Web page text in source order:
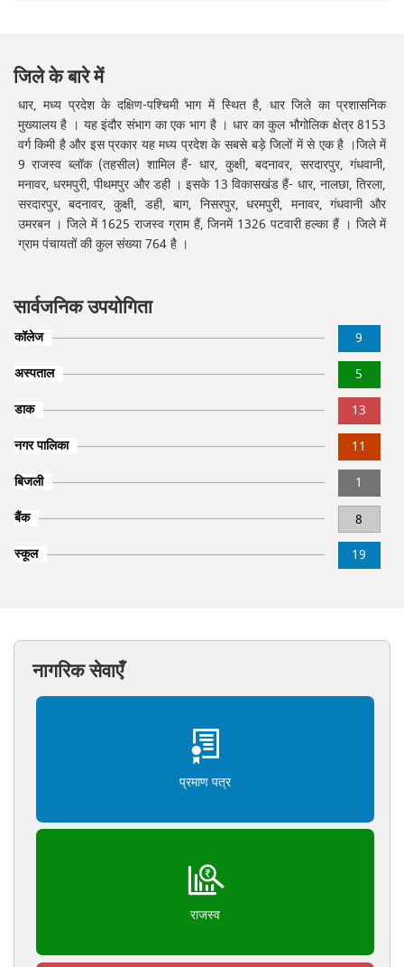
जिले के बारे में
धार, मध्य प्रदेश के दक्षिण-पश्चिमी भाग में स्थित है, धार जिले का प्रशासनिक
मुख्यालय है । यह इंदौर संभाग का एक भाग है । धार का कुल भौगोलिक क्षेत्र 8153
वर्ग किमी है और इस प्रकार यह मध्य प्रदेश के सबसे बड़े जिलों में से एक है ।जिले में
9 राजस्व ब्लॉक (तहसील) शामिल हैं- धार, कुक्षी, बदनावर, सरदारपुर, गंधवानी,
मनावर, धरमपुरी, पीथमपुर और डही । इसके 13 विकासखंड हैं- धार, नालछा, तिरला,
सरदारपुर, बदनावर, कुक्षी, डही, बाग, निसरपुर, धरमपुरी, मनावर, गंधवानी और
उमरबन । जिले में 1625 राजस्व ग्राम हैं, जिनमें 1326 पटवारी हल्का हैं । जिले में
ग्राम पंचायतों की कुल संख्या 764 है ।
सार्वजनिक उपयोगिता
9
कॉलेज
5
अस्पताल
13
डाक
11
नगर पालिका
1
बिजली
8
बैंक
19
स्कूल
नागरिक सेवाएँ
प्रमाण पत्र
राजस्व